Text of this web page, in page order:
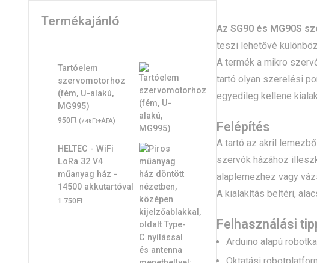
Az SG90 és MG90S
teszi lehetővé
A termék a mikro
tartó olyan szerelési
egyedileg kellene
Felépítés
A tartó az akril
szervók házához
alaplemezhez vagy
A kialakítás beltéri,
Felhasználási
Arduino alapú
Termékajánló
Tartóelem
szervomotorhoz
(fém, U-alakú,
MG995)
950Ft (748Ft+ÁFA)
HELTEC - WiFi
LoRa 32 V4
műanyag ház -
14500 akkutartóval
1.750Ft